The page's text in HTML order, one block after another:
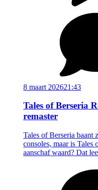
8 maart 202621:43
Tales of Berseria
remaster
Tales of Berseria baant
consoles, maar is Tales
aanschaf waard? Dat